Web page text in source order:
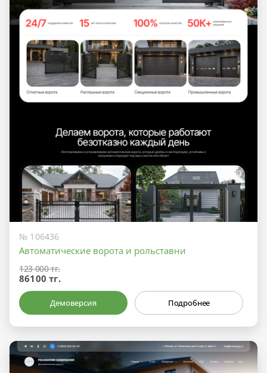
№ 106436
Автоматические ворота и рольставни
123 000 тг.
86100 тг.
Демоверсия Подробнее